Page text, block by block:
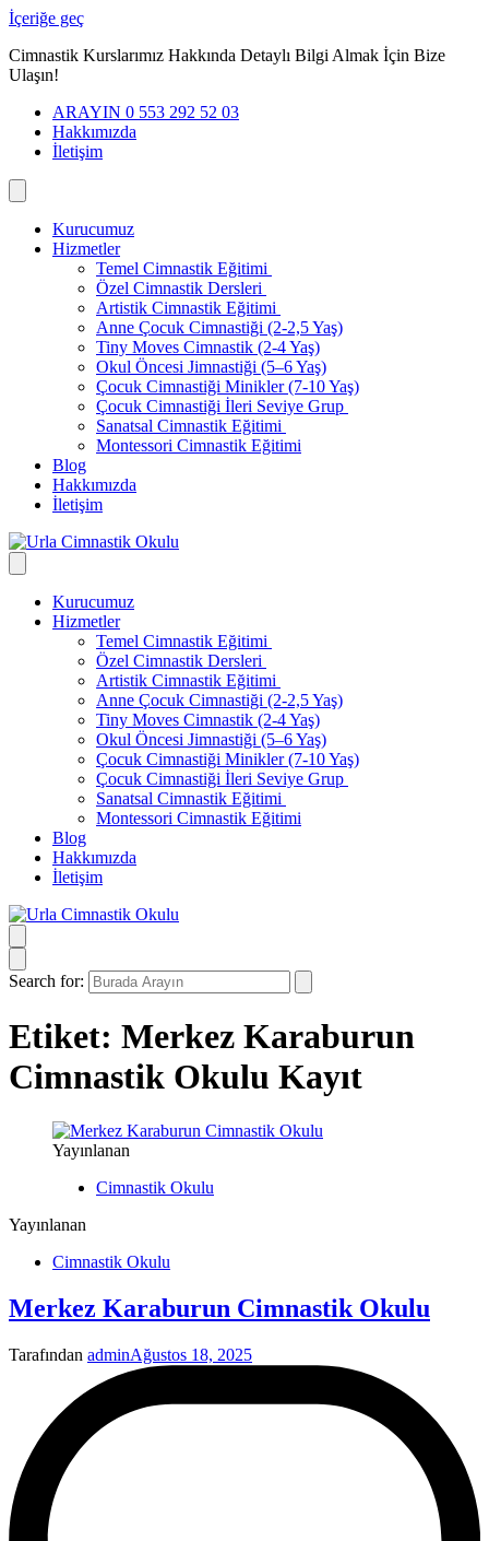
İçeriğe geç
Cimnastik Kurslarımız Hakkında Detaylı Bilgi Almak İçin Bize
Ulaşın!
ARAYIN 0 553 292 52 03
Hakkımızda
İletişim
Kurucumuz
Hizmetler
Temel Cimnastik Eğitimi
Özel Cimnastik Dersleri
Artistik Cimnastik Eğitimi
Anne Çocuk Cimnastiği (2-2,5 Yaş)
Tiny Moves Cimnastik (2-4 Yaş)
Okul Öncesi Jimnastiği (5–6 Yaş)
Çocuk Cimnastiği Minikler (7-10 Yaş)
Çocuk Cimnastiği İleri Seviye Grup
Sanatsal Cimnastik Eğitimi
Montessori Cimnastik Eğitimi
Blog
Hakkımızda
İletişim
Kurucumuz
Hizmetler
Temel Cimnastik Eğitimi
Özel Cimnastik Dersleri
Artistik Cimnastik Eğitimi
Anne Çocuk Cimnastiği (2-2,5 Yaş)
Tiny Moves Cimnastik (2-4 Yaş)
Okul Öncesi Jimnastiği (5–6 Yaş)
Çocuk Cimnastiği Minikler (7-10 Yaş)
Çocuk Cimnastiği İleri Seviye Grup
Sanatsal Cimnastik Eğitimi
Montessori Cimnastik Eğitimi
Blog
Hakkımızda
İletişim
Search for:
Etiket: Merkez Karaburun
Cimnastik Okulu Kayıt
Yayınlanan
Cimnastik Okulu
Yayınlanan
Cimnastik Okulu
Merkez Karaburun Cimnastik Okulu
Tarafından adminAğustos 18, 2025